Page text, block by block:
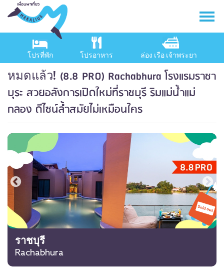
โปรที่พัก โปรอาหาร ล่อง เรือ เจ้าพระยา
หมดแล้ว! (8.8 PRO) Rachabhura โรงแรมราชา
บุระ สวยอลังการเปิดใหม่ที่ราชบุรี ริมแม่น้ำแม่
กลอง ดีไซน์ล้ำสมัยไม่เหมือนใคร
ราชบุรี
Rachabhura